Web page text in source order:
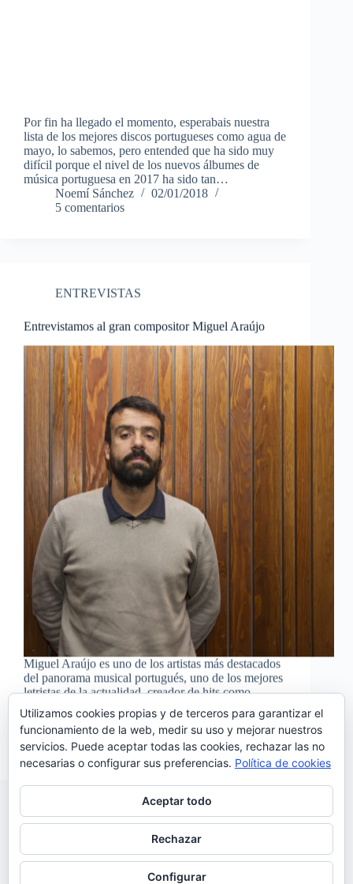
Por fin ha llegado el momento, esperabais nuestra
lista de los mejores discos portugueses como agua de
mayo, lo sabemos, pero entended que ha sido muy
difícil porque el nivel de los nuevos álbumes de
música portuguesa en 2017 ha sido tan…
Noemí Sánchez
02/01/2018
5 comentarios
ENTREVISTAS
Entrevistamos al gran compositor Miguel Araújo
Miguel Araújo es uno de los artistas más destacados
del panorama musical portugués, uno de los mejores
letristas de la actualidad, creador de hits como
Reader’s Digest para algunos de los mejores
artistas portugueses como António Zambujo,Ana
Moura o Carminho y autor entre otros…
Noemí Sánchez
27/12/2017
Utilizamos cookies propias y de terceros para garantizar el
funcionamiento de la web, medir su uso y mejorar nuestros
servicios. Puede aceptar todas las cookies, rechazar las no
necesarias o configurar sus preferencias. Política de cookies
Aceptar todo
Rechazar
Configurar